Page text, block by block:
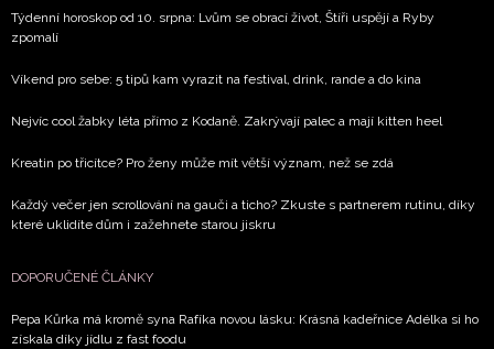
Chcete navíc dostávat i další zajímavé a exkluzivní
zpracováním údajů k tomuto účelu podleZásad ochrany
Týdenní horoskop od 10. srpna: Lvům se obrací život, Štíři uspějí a Ryby
zpomalí
Víkend pro sebe: 5 tipů kam vyrazit na festival, drink, rande a do kina
Nejvíc cool žabky léta přímo z Kodaně. Zakrývají palec a mají kitten heel
Kreatin po třicítce? Pro ženy může mít větší význam, než se zdá
Každý večer jen scrollování na gauči a ticho? Zkuste s partnerem rutinu, díky
které uklidíte dům i zažehnete starou jiskru
DOPORUČENÉ ČLÁNKY
Pepa Kůrka má kromě syna Rafíka novou lásku: Krásná kadeřnice Adélka si ho
získala díky jídlu z fast foodu